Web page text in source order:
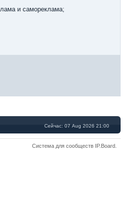
и самореклама;
Сейчас: 07 Aug 2026 21:00
Система для сообществ IP.Board